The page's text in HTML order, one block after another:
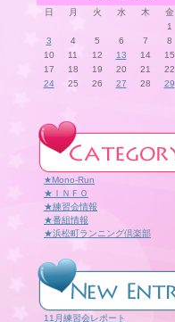
日
月 火 水 木 金
1
3
4 5 6 7 8
10
11 12 13 14 15
17
18 19 20 21 22
24
25 26 27 28 29
★Mono-Run
★ＩＮＦＯ
★練習会情報
★番組情報
★浜松町ランニング倶楽部
11月練習会レポート